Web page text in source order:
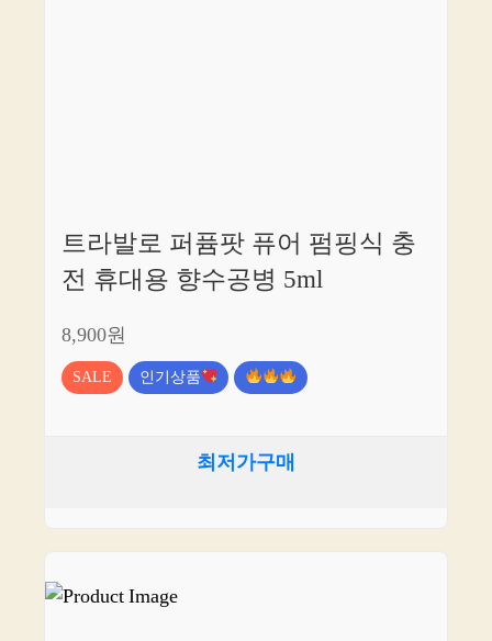
트라발로 퍼퓸팟 퓨어 펌핑식 충
전 휴대용 향수공병 5ml
8,900원
SALE 인기상품
최저가구매